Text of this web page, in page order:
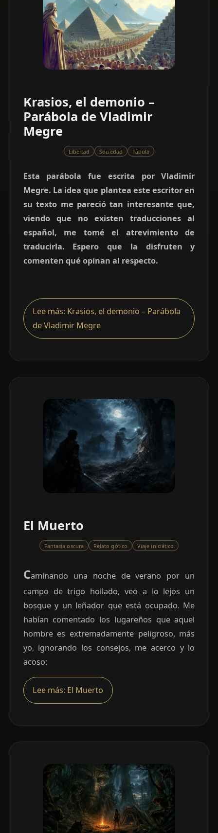
Krasios, el demonio –
Parábola de Vladimir
Megre
Libertad Sociedad Fábula
Esta parábola fue escrita por Vladimir
Megre. La idea que plantea este escritor en
su texto me pareció tan interesante que,
viendo que no existen traducciones al
español, me tomé el atrevimiento de
traducirla. Espero que la disfruten y
comenten qué opinan al respecto.
Lee más: Krasios, el demonio – Parábola
de Vladimir Megre
El Muerto
Fantasía oscura Relato gótico Viaje iniciático
Caminando una noche de verano por un
campo de trigo hollado, veo a lo lejos un
bosque y un leñador que está ocupado. Me
habían comentado los lugareños que aquel
hombre es extremadamente peligroso, más
yo, ignorando los consejos, me acerco y lo
acoso:
Lee más: El Muerto